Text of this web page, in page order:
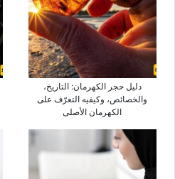
دلیل حجر الکهرمان: التاریخ،
والخصائص، وکیفیه التعرّف على
الکهرمان الأصلی